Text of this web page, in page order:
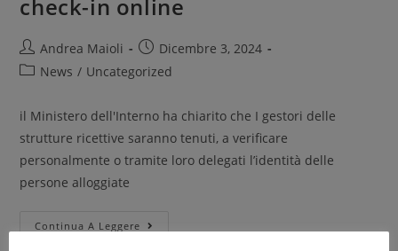
check-in online
Andrea Maioli
Dicembre 3, 2024
News / Uncategorized
il Ministero dell'Interno ha chiarito che I gestori delle
strutture ricettive saranno tenuti, a verificare
personalmente o tramite loro delegati l’identità delle
persone alloggiate
Continua A Leggere